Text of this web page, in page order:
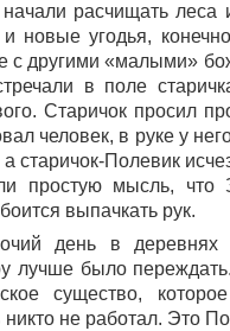
начали расчищать леса
новые угодья,
с другими «малыми»
в поле
Старичок просил
человек, в руке у
старичок-Полевик
простую мысль, что
выпачкать рук.
день в деревнях
лучше было
существо,
не работал. Это